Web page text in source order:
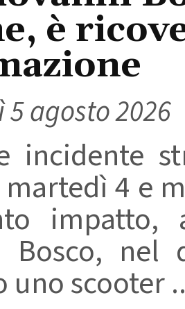
è
agosto 2026
incidente
4 e
impatto,
Bosco, nel
uno scooter